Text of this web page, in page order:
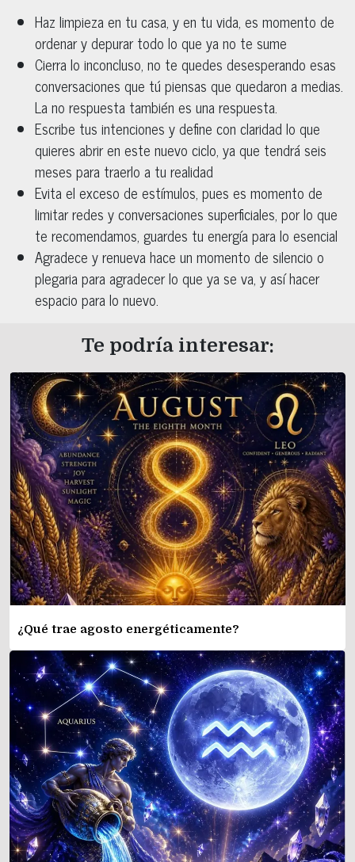
Haz limpieza en tu casa, y en tu vida, es momento de
ordenar y depurar todo lo que ya no te sume
Cierra lo inconcluso, no te quedes desesperando esas
conversaciones que tú piensas que quedaron a medias.
La no respuesta también es una respuesta.
Escribe tus intenciones y define con claridad lo que
quieres abrir en este nuevo ciclo, ya que tendrá seis
meses para traerlo a tu realidad
Evita el exceso de estímulos, pues es momento de
limitar redes y conversaciones superficiales, por lo que
te recomendamos, guardes tu energía para lo esencial
Agradece y renueva hace un momento de silencio o
plegaria para agradecer lo que ya se va, y así hacer
espacio para lo nuevo.
Te podría interesar:
¿Qué trae agosto energéticamente?